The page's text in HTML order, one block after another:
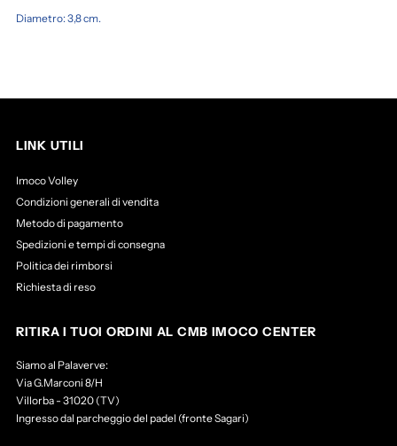
Diametro: 3,8 cm.
LINK UTILI
Imoco Volley
Condizioni generali di vendita
Metodo di pagamento
Spedizioni e tempi di consegna
Politica dei rimborsi
Richiesta di reso
RITIRA I TUOI ORDINI AL CMB IMOCO CENTER
Siamo al Palaverve:
Via G.Marconi 8/H
Villorba - 31020 (TV)
Ingresso dal parcheggio del padel (fronte Sagari)